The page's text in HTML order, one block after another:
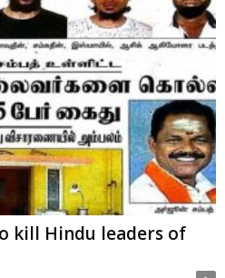
kill Hindu leaders of